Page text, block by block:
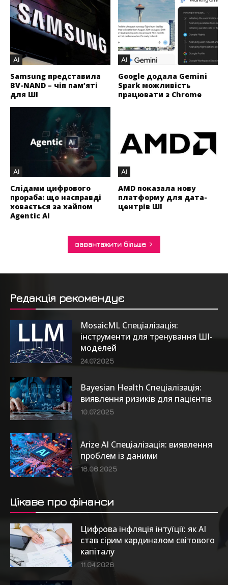
AI
Samsung представила
BV-NAND – чіп пам’яті
для ШІ
AI
Google додала Gemini
Spark можливість
працювати з Chrome
AI
Слідами цифрового
прораба: що насправді
ховається за хайпом
Agentic AI
AI
AMD показала нову
платформу для дата-
центрів ШІ
завантажити більше
Редакція рекомендує
MosaicML Спеціалізація:
інструменти для тренування ШІ-
моделей
24.07.2025
Bayesian Health Спеціалізація:
виявлення ризиків для пацієнтів
10.07.2025
Arize AI Спеціалізація: виявлення
проблем із даними
16.06.2025
Цікаве про фінанси
Цифрова інфляція інтуїції: як AI
став сірим кардиналом світового
капіталу
11.04.2026